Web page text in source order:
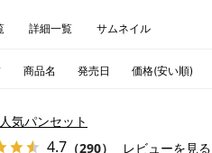
詳細一覧 サムネイル
商品名 発売日 価格(安い順)
気パンセット
4.7 （290） レビューを見る